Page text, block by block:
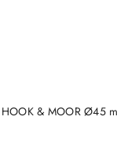
& MOOR Ø45